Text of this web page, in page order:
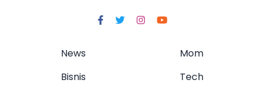
News
Bisnis
Mom
Tech